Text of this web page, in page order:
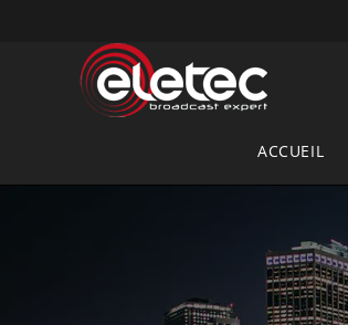
ACCUEIL